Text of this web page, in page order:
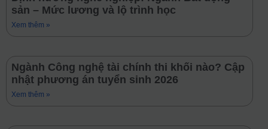
sản – Mức lương và lộ trình học
Xem thêm »
Ngành Công nghệ tài chính thi khối nào? Cập
nhật phương án tuyển sinh 2026
Xem thêm »